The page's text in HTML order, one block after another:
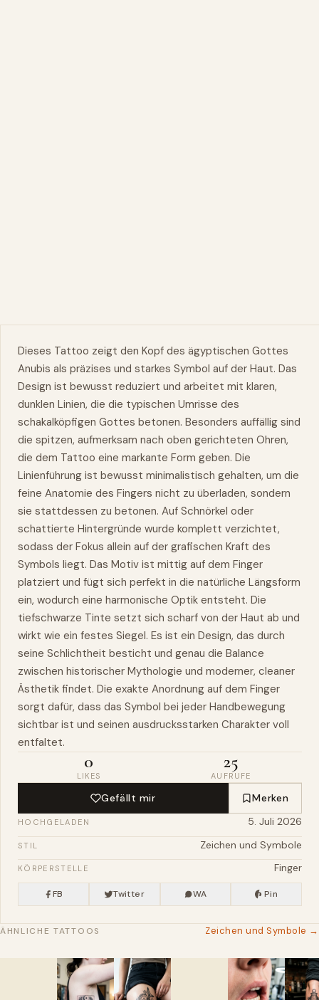
Dieses Tattoo zeigt den Kopf des ägyptischen Gottes
Anubis als präzises und starkes Symbol auf der Haut. Das
Design ist bewusst reduziert und arbeitet mit klaren,
dunklen Linien, die die typischen Umrisse des
schakalköpfigen Gottes betonen. Besonders auffällig sind
die spitzen, aufmerksam nach oben gerichteten Ohren,
die dem Tattoo eine markante Form geben. Die
Linienführung ist bewusst minimalistisch gehalten, um die
feine Anatomie des Fingers nicht zu überladen, sondern
sie stattdessen zu betonen. Auf Schnörkel oder
schattierte Hintergründe wurde komplett verzichtet,
sodass der Fokus allein auf der grafischen Kraft des
Symbols liegt. Das Motiv ist mittig auf dem Finger
platziert und fügt sich perfekt in die natürliche Längsform
ein, wodurch eine harmonische Optik entsteht. Die
tiefschwarze Tinte setzt sich scharf von der Haut ab und
wirkt wie ein festes Siegel. Es ist ein Design, das durch
seine Schlichtheit besticht und genau die Balance
zwischen historischer Mythologie und moderner, cleaner
Ästhetik findet. Die exakte Anordnung auf dem Finger
sorgt dafür, dass das Symbol bei jeder Handbewegung
sichtbar ist und seinen ausdrucksstarken Charakter voll
entfaltet.
0
LIKES
25
AUFRUFE
Gefällt mir Merken
HOCHGELADEN 5. Juli 2026
STIL Zeichen und Symbole
KÖRPERSTELLE Finger
FB Twitter WA Pin
ÄHNLICHE TATTOOS Zeichen und Symbole →